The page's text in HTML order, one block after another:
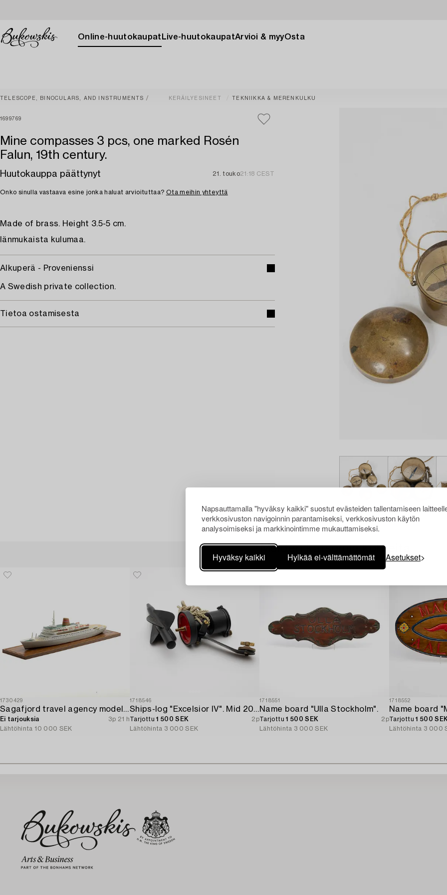
Napsauttamalla "hyväksy kaikki" suostut evästeiden tallentamiseen
verkkosivuston navigoinnin parantamiseksi, verkkosivuston käytön
analysoimiseksi ja markkinointimme mukauttamiseksi.
Hyväksy kaikki Hylkää ei-välttämättömät Asetukset
Online-huutokaupat Live-huutokaupatArvioi & myyOsta
TELESCOPE, BINOCULARS, AND INSTRUMENTS KERÄILYESINEET TEKNIIKKA & MERENKULKU
1699769
Mine compasses 3 pcs, one marked Rosén
Falun, 19th century.
Huutokauppa päättynyt 21. touko21:18 CEST
Onko sinulla vastaava esine jonka haluat arvioituttaa? Ota meihin yhteyttä
Made of brass. Height 3.5-5 cm.
Iänmukaista kulumaa.
Alkuperä - Provenienssi
A Swedish private collection.
Tietoa ostamisesta
Muiden katsomia kohteita
1730429
Sagafjord travel agency model / ship model.
Ei tarjouksia
3p 21 h
Lähtöhinta 10 000 SEK
1718546
Ships-log "Excelsior IV". Mid 20th century.
Tarjottu1 500 SEK
2p
Lähtöhinta 3 000 SEK
1718551
Name board "Ulla Stockholm".
Tarjottu1 500 SEK
2p
Lähtöhinta 3 000 SEK
1718552
Tarjottu1 500
Lähtöhinta 3 000